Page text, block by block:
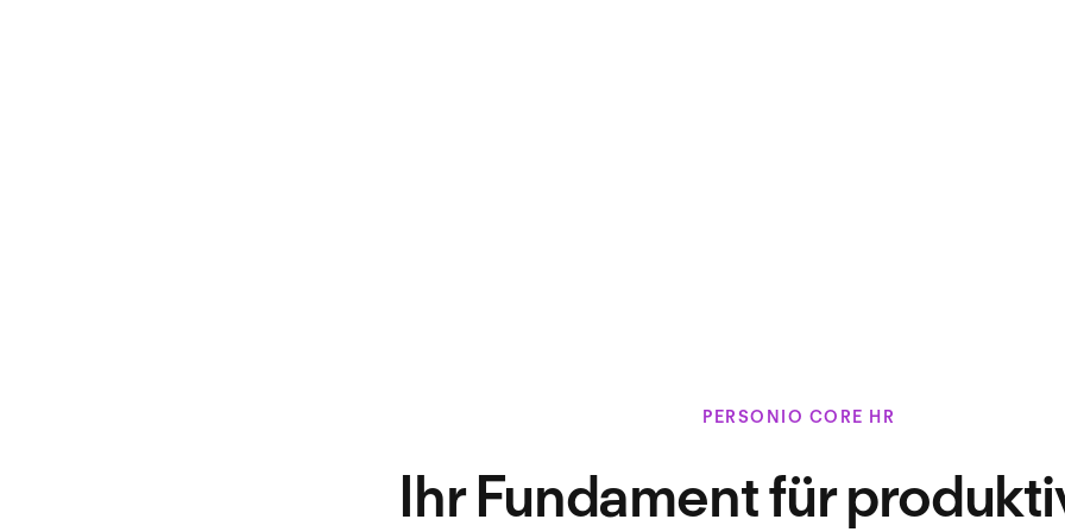
PERSONIO CORE HR
Ihr Fundament für